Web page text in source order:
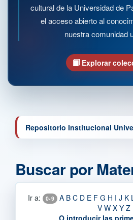
cultural de la Universidad de
el acceso abierto al
nuestra comunidad
Explorar
Repositorio Institucional
Buscar por
Ir a: 0-9 A B C D E F G H I J K
V W X Y Z
O introducir las